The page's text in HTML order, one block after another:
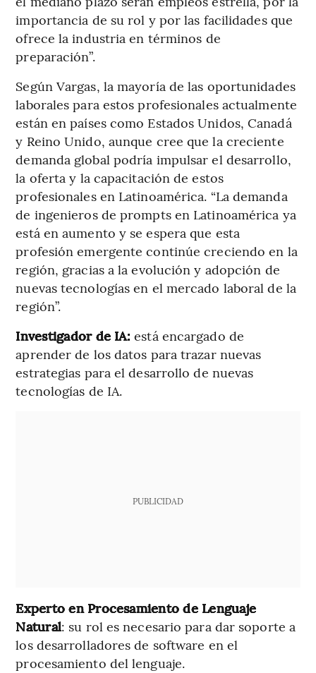
importancia de su rol y por las facilidades que
ofrece la industria en términos de
preparación”.
Según Vargas, la mayoría de las oportunidades
laborales para estos profesionales actualmente
están en países como Estados Unidos, Canadá
y Reino Unido, aunque cree que la creciente
demanda global podría impulsar el desarrollo,
la oferta y la capacitación de estos
profesionales en Latinoamérica. “La demanda
de ingenieros de prompts en Latinoamérica ya
está en aumento y se espera que esta
profesión emergente continúe creciendo en la
región, gracias a la evolución y adopción de
nuevas tecnologías en el mercado laboral de la
región”.
Investigador de IA:está encargado de
aprender de los datos para trazar nuevas
estrategias para el desarrollo de nuevas
tecnologías de IA.
PUBLICIDAD
Experto en Procesamiento de Lenguaje
Natural: su rol es necesario para dar soporte a
los desarrolladores de software en el
procesamiento del lenguaje.